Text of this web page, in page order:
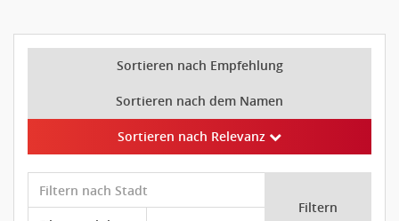
Sortieren nach Empfehlung
Sortieren nach dem Namen
Sortieren nach Relevanz
Filtern